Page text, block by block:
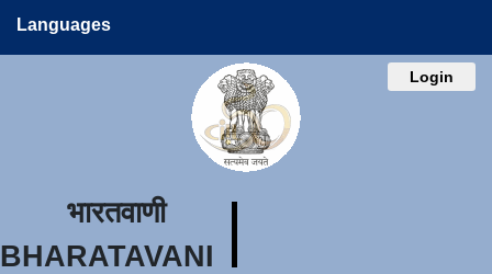
Languages
Login
भारतवाणी
BHARATAVANI